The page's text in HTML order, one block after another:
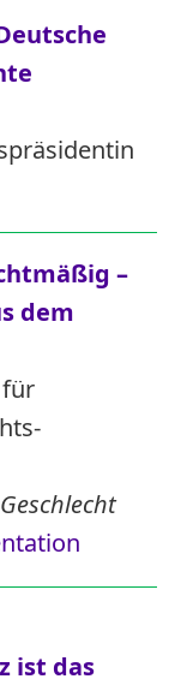
–
dem
Geschlecht
ist das